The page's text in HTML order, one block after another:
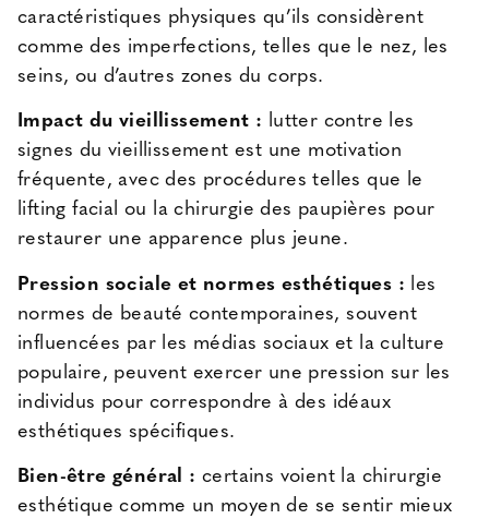
caractéristiques physiques qu’ils considèrent
comme des imperfections, telles que le nez, les
seins, ou d’autres zones du corps.
Impact du vieillissement : lutter contre les
signes du vieillissement est une motivation
fréquente, avec des procédures telles que le
lifting facial ou la chirurgie des paupières pour
restaurer une apparence plus jeune.
Pression sociale et normes esthétiques : les
normes de beauté contemporaines, souvent
influencées par les médias sociaux et la culture
populaire, peuvent exercer une pression sur les
individus pour correspondre à des idéaux
esthétiques spécifiques.
Bien-être général : certains voient la chirurgie
esthétique comme un moyen de se sentir mieux